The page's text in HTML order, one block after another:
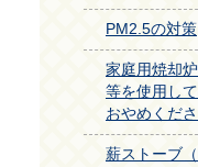
PM2.5の対策
家庭用焼却
等を使用して
おやめくだ
薪ストーブ